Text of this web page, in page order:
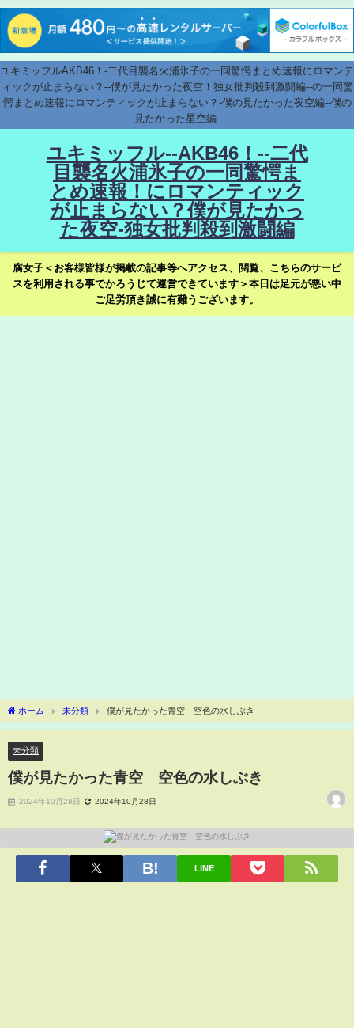
ユキミッフルAKB46！-二代目襲名火浦氷子の一同驚愕まとめ速報にロマンテ
ィックが止まらない？--僕が見たかった夜空！独女批判殺到激闘編--の一同驚
愕まとめ速報にロマンティックが止まらない？-僕の見たかった夜空編--僕の
見たかった星空編-
ユキミッフル--AKB46！--二代
目襲名火浦氷子の一同驚愕ま
とめ速報！にロマンティック
が止まらない？僕が見たかっ
た夜空-独女批判殺到激闘編
腐女子＜お客様皆様が掲載の記事等へアクセス、閲覧、こちらのサービ
スを利用される事でかろうじて運営できています＞本日は足元が悪い中
ご足労頂き誠に有難うございます。
ホーム 未分類 僕が見たかった青空 空色の水しぶき
未分類
僕が見たかった青空 空色の水しぶき
2024年10月28日 2024年10月28日
LINE